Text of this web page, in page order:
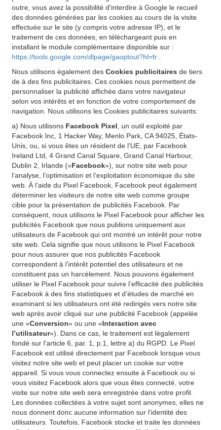
outre, vous avez la possibilité d'interdire à Google le recueil
des données générées par les cookies au cours de la visite
effectuée sur le site (y compris votre adresse IP), et le
traitement de ces données, en téléchargeant puis en
installant le module complémentaire disponible sur :
https://tools.google.com/dlpage/gaoptout?hl=fr
Nous utilisons également des Cookies publicitaires de tiers
de à des fins publicitaires. Ces cookies nous permettent de
personnaliser la publicité affichée dans votre navigateur
selon vos intérêts et en fonction de votre comportement de
navigation. Nous utilisons les Cookies publicitaires suivants:
a) Nous utilisons Facebook Pixel , un outil exploité par
Facebook Inc, 1 Hacker Way, Menlo Park, CA 94025, États-
Unis, ou, si vous êtes un résident de l’UE, par Facebook
Ireland Ltd, 4 Grand Canal Square, Grand Canal Harbour,
Dublin 2, Irlande («Facebook»), sur notre site web pour
l’analyse, l’optimisation et l’exploitation économique du site
web. À l’aide du Pixel Facebook, Facebook peut également
déterminer les visiteurs de notre site web comme groupe
cible pour la présentation de publicités Facebook. Par
conséquent, nous utilisons le Pixel Facebook pour afficher les
publicités Facebook que nous publions uniquement aux
utilisateurs de Facebook qui ont montré un intérêt pour notre
site web. Cela signifie que nous utilisons le Pixel Facebook
pour nous assurer que nos publicités Facebook
correspondent à l’intérêt potentiel des utilisateurs et ne
constituent pas un harcèlement. Nous pouvons également
utiliser le Pixel Facebook pour suivre l’efficacité des publicités
Facebook à des fins statistiques et d’études de marché en
examinant si les utilisateurs ont été redirigés vers notre site
web après avoir cliqué sur une publicité Facebook (appelée
une «Conversion» ou une «Interaction avec
l’utilisateur»). Dans ce cas, le traitement est légalement
fondé sur l’article 6, par. 1, p.1, lettre a) du RGPD. Le Pixel
Facebook est utilisé directement par Facebook lorsque vous
visitez notre site web et peut placer un cookie sur votre
appareil. Si vous vous connectez ensuite à Facebook ou si
vous visitez Facebook alors que vous êtes connecté, votre
visite sur notre site web sera enregistrée dans votre profil.
Les données collectées à votre sujet sont anonymes, elles ne
nous donnent donc aucune information sur l’identité des
utilisateurs. Toutefois, Facebook stocke et traite les données